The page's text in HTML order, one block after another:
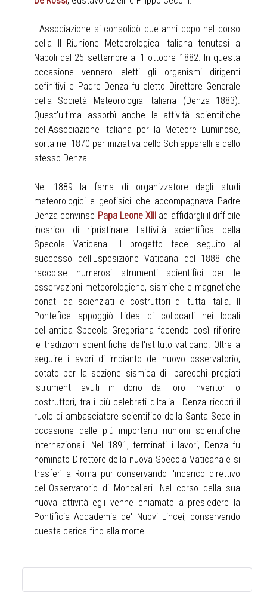
L'Associazione si consolidò due anni dopo nel corso
della II Riunione Meteorologica Italiana tenutasi a
Napoli dal 25 settembre al 1 ottobre 1882. In questa
occasione vennero eletti gli organismi dirigenti
definitivi e Padre Denza fu eletto Direttore Generale
della Società Meteorologia Italiana (Denza 1883).
Quest'ultima assorbì anche le attività scientifiche
dell'Associazione Italiana per la Meteore Luminose,
sorta nel 1870 per iniziativa dello Schiapparelli e dello
stesso Denza.
Nel 1889 la fama di organizzatore degli studi
meteorologici e geofisici che accompagnava Padre
Denza convinse Papa Leone XIII
ad affidargli il difficile
incarico di ripristinare l'attività scientifica della
Specola Vaticana. Il progetto fece seguito al
successo dell'Esposizione Vaticana del 1888 che
raccolse numerosi strumenti scientifici per le
osservazioni meteorologiche, sismiche e magnetiche
donati da scienziati e costruttori di tutta Italia. Il
Pontefice appoggiò l'idea di collocarli nei locali
dell'antica Specola Gregoriana facendo così rifiorire
le tradizioni scientifiche dell'istituto vaticano. Oltre a
seguire i lavori di impianto del nuovo osservatorio,
dotato per la sezione sismica di "parecchi pregiati
istrumenti avuti in dono dai loro inventori o
costruttori, tra i più celebrati d'Italia". Denza ricoprì il
ruolo di ambasciatore scientifico della Santa Sede in
occasione delle più importanti riunioni scientifiche
internazionali. Nel 1891, terminati i lavori, Denza fu
nominato Direttore della nuova Specola Vaticana e si
trasferì a Roma pur conservando l'incarico direttivo
dell'Osservatorio di Moncalieri. Nel corso della sua
nuova attività egli venne chiamato a presiedere la
Pontificia Accademia de' Nuovi Lincei, conservando
questa carica fino alla morte.